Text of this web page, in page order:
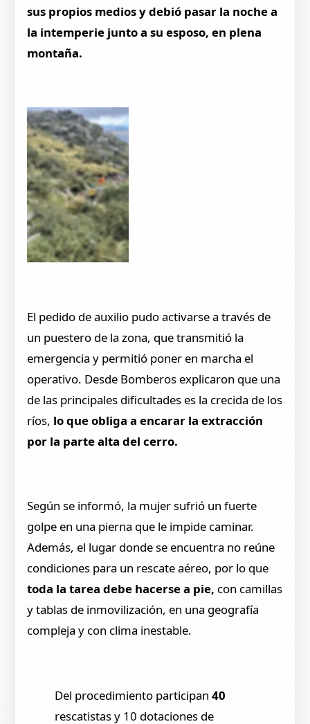
sus propios medios y debió pasar la noche a
la intemperie junto a su esposo, en plena
montaña.
El pedido de auxilio pudo activarse a través de
un puestero de la zona, que transmitió la
emergencia y permitió poner en marcha el
operativo. Desde Bomberos explicaron que una
de las principales dificultades es la crecida de los
ríos, lo que obliga a encarar la extracción
por la parte alta del cerro.
Según se informó, la mujer sufrió un fuerte
golpe en una pierna que le impide caminar.
Además, el lugar donde se encuentra no reúne
condiciones para un rescate aéreo, por lo que
toda la tarea debe hacerse a pie, con camillas
y tablas de inmovilización, en una geografía
compleja y con clima inestable.
Del procedimiento participan40
rescatistas y 10 dotaciones de